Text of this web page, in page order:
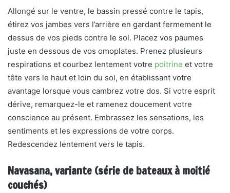
Allongé sur le ventre, le bassin pressé contre le tapis,
étirez vos jambes vers l’arrière en gardant fermement le
dessus de vos pieds contre le sol. Placez vos paumes
juste en dessous de vos omoplates. Prenez plusieurs
respirations et courbez lentement votre poitrine et votre
tête vers le haut et loin du sol, en établissant votre
avantage lorsque vous cambrez votre dos. Si votre esprit
dérive, remarquez-le et ramenez doucement votre
conscience au présent. Embrassez les sensations, les
sentiments et les expressions de votre corps.
Redescendez lentement vers le tapis.
Navasana, variante (série de bateaux à moitié
couchés)